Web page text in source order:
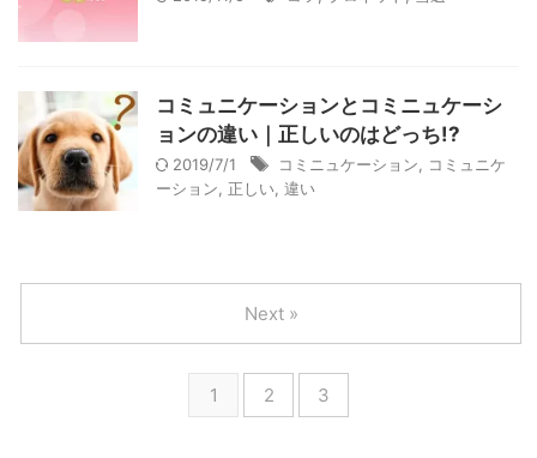
コミュニケーションとコミニュケーシ
ョンの違い｜正しいのはどっち!?
2019/7/1 コミニュケーション
コミュニケ
ーション 正しい 違い
1 2 3
Next »